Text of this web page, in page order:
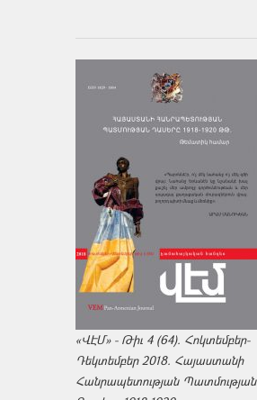
«ՎԷՄ» - Թիւ 4 (64). Հոկտեմբեր-
Դեկտեմբեր 2018. Հայաստանի
Հանրապետության Պատմության